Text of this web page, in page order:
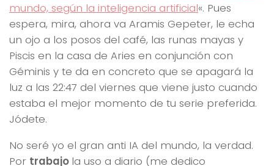
mundo, según la inteligencia artificial«. Pues
espera, mira, ahora va Aramis Gepeter, le echa
un ojo a los posos del café, las runas mayas y
Piscis en la casa de Aries en conjunción con
Géminis y te da en concreto que se apagará la
luz a las 22:47 del viernes que viene justo cuando
estaba el mejor momento de tu serie preferida.
Jódete.
No seré yo el gran anti IA del mundo, la verdad.
Por trabajo la uso a diario (me dedico